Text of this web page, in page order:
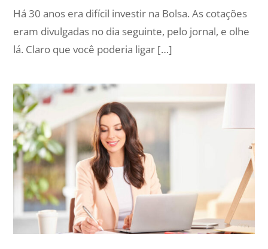
Há 30 anos era difícil investir na Bolsa. As cotações
eram divulgadas no dia seguinte, pelo jornal, e olhe
lá. Claro que você poderia ligar […]